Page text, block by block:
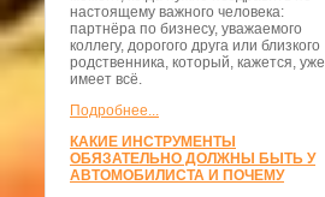
настоящему важного человека:
партнёра по бизнесу, уважаемого
коллегу, дорогого друга или близкого
родственника, который, кажется, уже
имеет всё.
Подробнее...
КАКИЕ ИНСТРУМЕНТЫ
ОБЯЗАТЕЛЬНО ДОЛЖНЫ БЫТЬ У
АВТОМОБИЛИСТА И ПОЧЕМУ